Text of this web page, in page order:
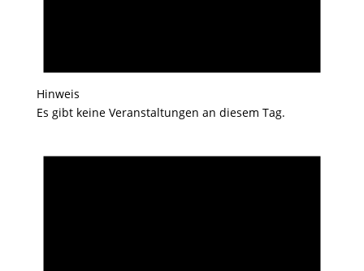
Hinweis
Es gibt keine Veranstaltungen an diesem Tag.